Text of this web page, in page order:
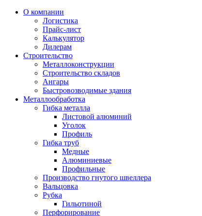
О компании
Логистика
Прайс-лист
Калькулятор
Дилерам
Строительство
Металлоконструкции
Строительство складов
Ангары
Быстровозводимые здания
Металлообработка
Гибка металла
Листовой алюминий
Уголок
Профиль
Гибка труб
Медные
Алюминиевые
Профильные
Производство гнутого швеллера
Вальцовка
Рубка
Гильотиной
Перфорирование